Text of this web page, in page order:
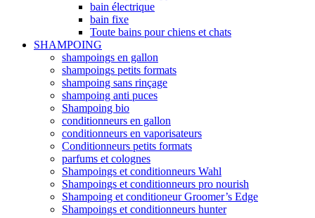
bain électrique
bain fixe
Toute bains pour chiens et chats
SHAMPOING
shampoings en gallon
shampoings petits formats
shampoing sans rinçage
shampoing anti puces
Shampoing bio
conditionneurs en gallon
conditionneurs en vaporisateurs
Conditionneurs petits formats
parfums et colognes
Shampoings et conditionneurs Wahl
Shampoings et conditionneurs pro nourish
Shampoing et conditioneur Groomer’s Edge
Shampoings et conditionneurs hunter